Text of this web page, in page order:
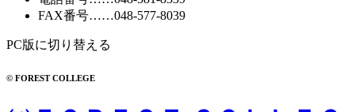
FAX番号……048-577-8039
PC版に切り替える
© FOREST COLLEGE